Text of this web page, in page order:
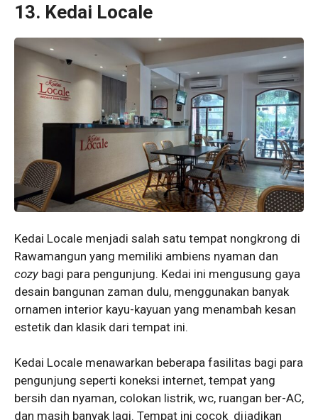
13. Kedai Locale
Kedai Locale menjadi salah satu tempat nongkrong di
Rawamangun yang memiliki ambiens nyaman dan
cozy bagi para pengunjung. Kedai ini mengusung gaya
desain bangunan zaman dulu, menggunakan banyak
ornamen interior kayu-kayuan yang menambah kesan
estetik dan klasik dari tempat ini.
Kedai Locale menawarkan beberapa fasilitas bagi para
pengunjung seperti koneksi internet, tempat yang
bersih dan nyaman, colokan listrik, wc, ruangan ber-AC,
dan masih banyak lagi. Tempat ini cocok dijadikan